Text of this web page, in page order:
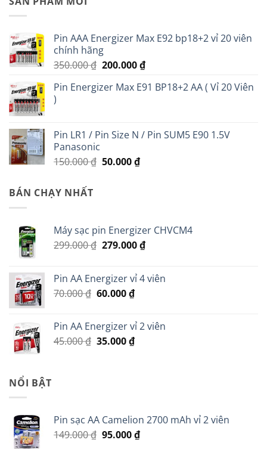
Pin AAA Energizer Max E92 bp18+2 vỉ 20 viên
chính hãng
350.000₫ Giá
là:
200.000₫Giá
tại
Pin Energizer Max E91 BP18+2 AA ( Vỉ 20 Viên
)
Pin LR1 / Pin Size N / Pin SUM5 E90 1.5V
Panasonic
150.000₫ Giá
50.000₫Giá
BÁN CHẠY NHẤT
Máy sạc pin Energizer CHVCM4
299.000₫ Giá
299.000 ₫.
279.000₫Giá
là:
Pin AA Energizer vỉ 4 viên
70.000₫ Giá
70.000 ₫.
60.000₫Giá
là:
60.000 ₫.
Pin AA Energizer vỉ 2 viên
45.000₫ Giá
35.000₫Giá
NỔI BẬT
Pin sạc AA Camelion 2700 mAh vỉ 2 viên
149.000₫ Giá
95.000₫Giá